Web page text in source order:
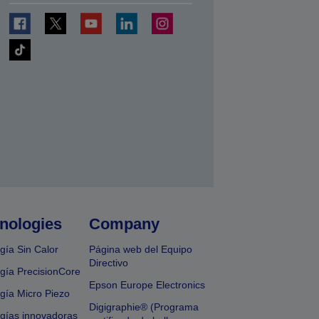
Sin Calor
PrecisionCore
Micro Piezo
innovadoras
Company
Página web del Equipo
Directivo
Epson Europe Electronics
Digigraphie® (Programa